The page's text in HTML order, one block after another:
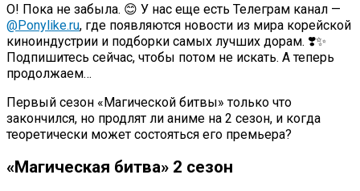
О! Пока не забыла. 😊 У нас еще есть Телеграм канал —
@Ponylike.ru, где появляются новости из мира корейской
киноиндустрии и подборки самых лучших дорам. ❣️✨
Подпишитесь сейчас, чтобы потом не искать. А теперь
продолжаем…
Первый сезон «Магической битвы» только что
закончился, но продлят ли аниме на 2 сезон, и когда
теоретически может состояться его премьера?
«Магическая битва» 2 сезон